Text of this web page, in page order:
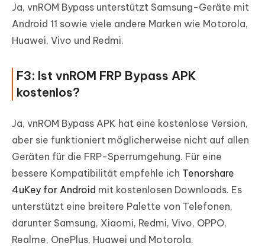
Ja, vnROM Bypass unterstützt Samsung-Geräte mit
Android 11 sowie viele andere Marken wie Motorola,
Huawei, Vivo und Redmi.
F3: Ist vnROM FRP Bypass APK
kostenlos?
Ja, vnROM Bypass APK hat eine kostenlose Version,
aber sie funktioniert möglicherweise nicht auf allen
Geräten für die FRP-Sperrumgehung. Für eine
bessere Kompatibilität empfehle ich Tenorshare
4uKey for Android mit kostenlosen Downloads. Es
unterstützt eine breitere Palette von Telefonen,
darunter Samsung, Xiaomi, Redmi, Vivo, OPPO,
Realme, OnePlus, Huawei und Motorola.